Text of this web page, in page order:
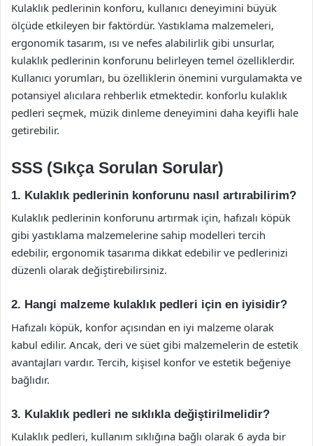
Kulaklık pedlerinin konforu, kullanıcı deneyimini büyük
ölçüde etkileyen bir faktördür. Yastıklama malzemeleri,
ergonomik tasarım, ısı ve nefes alabilirlik gibi unsurlar,
kulaklık pedlerinin konforunu belirleyen temel özelliklerdir.
Kullanıcı yorumları, bu özelliklerin önemini vurgulamakta ve
potansiyel alıcılara rehberlik etmektedir. konforlu kulaklık
pedleri seçmek, müzik dinleme deneyimini daha keyifli hale
getirebilir.
SSS (Sıkça Sorulan Sorular)
1. Kulaklık pedlerinin konforunu nasıl artırabilirim?
Kulaklık pedlerinin konforunu artırmak için, hafızalı köpük
gibi yastıklama malzemelerine sahip modelleri tercih
edebilir, ergonomik tasarıma dikkat edebilir ve pedlerinizi
düzenli olarak değiştirebilirsiniz.
2. Hangi malzeme kulaklık pedleri için en iyisidir?
Hafızalı köpük, konfor açısından en iyi malzeme olarak
kabul edilir. Ancak, deri ve süet gibi malzemelerin de estetik
avantajları vardır. Tercih, kişisel konfor ve estetik beğeniye
bağlıdır.
3. Kulaklık pedleri ne sıklıkla değiştirilmelidir?
Kulaklık pedleri, kullanım sıklığına bağlı olarak 6 ayda bir